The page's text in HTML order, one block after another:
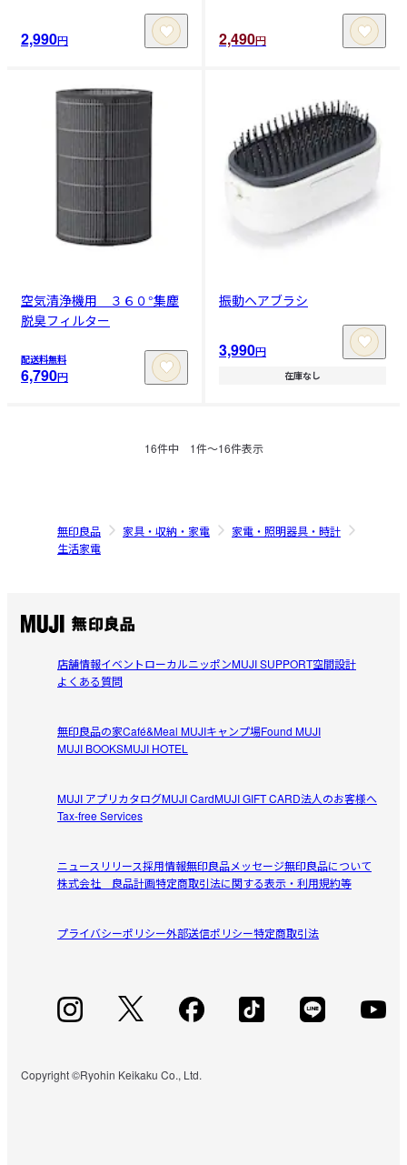
2,990円 2,490円
空気清浄機用 ３６０°集塵
脱臭フィルター
配送料無料
6,790円
振動ヘアブラシ
3,990円
在庫なし
16件中 1件〜16件表示
無印良品 家具・収納・家電
家電・照明器具・時計
生活家電
店舗情報イベントローカルニッポンMUJI SUPPORT空間設計
よくある質問
無印良品の家Café&Meal MUJIキャンプ場Found MUJI
MUJI BOOKSMUJI HOTEL
MUJI アプリカタログMUJI CardMUJI GIFT CARD法人のお客様へ
Tax-free Services
ニュースリリース採用情報無印良品メッセージ無印良品について
株式会社 良品計画特定商取引法に関する表示・利用規約等
プライバシーポリシー外部送信ポリシー特定商取引法
Copyright ©Ryohin Keikaku Co., Ltd.